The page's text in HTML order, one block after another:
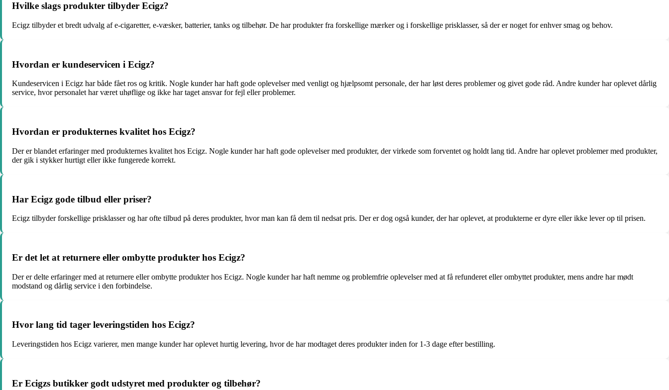
Hvilke slags produkter tilbyder Ecigz?
Ecigz tilbyder et bredt udvalg af e-cigaretter, e-væsker, batterier, tanks og tilbehør. De har produkter fra forskellige mærker og i forskellige prisklasser, så der er noget for enhver smag og behov.
Hvordan er kundeservicen i Ecigz?
Kundeservicen i Ecigz har både fået ros og kritik. Nogle kunder har haft gode oplevelser med venligt og hjælpsomt personale, der har løst deres problemer og givet gode råd. Andre kunder har oplevet dårlig
service, hvor personalet har været uhøflige og ikke har taget ansvar for fejl eller problemer.
Hvordan er produkternes kvalitet hos Ecigz?
Der er blandet erfaringer med produkternes kvalitet hos Ecigz. Nogle kunder har haft gode oplevelser med produkter, der virkede som forventet og holdt lang tid. Andre har oplevet problemer med produkter,
der gik i stykker hurtigt eller ikke fungerede korrekt.
Har Ecigz gode tilbud eller priser?
Ecigz tilbyder forskellige prisklasser og har ofte tilbud på deres produkter, hvor man kan få dem til nedsat pris. Der er dog også kunder, der har oplevet, at produkterne er dyre eller ikke lever op til prisen.
Er det let at returnere eller ombytte produkter hos Ecigz?
Der er delte erfaringer med at returnere eller ombytte produkter hos Ecigz. Nogle kunder har haft nemme og problemfrie oplevelser med at få refunderet eller ombyttet produkter, mens andre har mødt
modstand og dårlig service i den forbindelse.
Hvor lang tid tager leveringstiden hos Ecigz?
Leveringstiden hos Ecigz varierer, men mange kunder har oplevet hurtig levering, hvor de har modtaget deres produkter inden for 1-3 dage efter bestilling.
Er Ecigzs butikker godt udstyret med produkter og tilbehør?